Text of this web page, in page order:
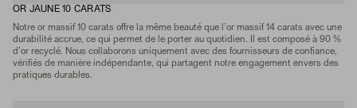
OR JAUNE 10 CARATS
Notre or massif 10 carats offre la même beauté que l’or massif 14 carats avec une
durabilité accrue, ce qui permet de le porter au quotidien. Il est composé à 90 %
d’or recyclé. Nous collaborons uniquement avec des fournisseurs de confiance,
vérifiés de manière indépendante, qui partagent notre engagement envers des
pratiques durables.